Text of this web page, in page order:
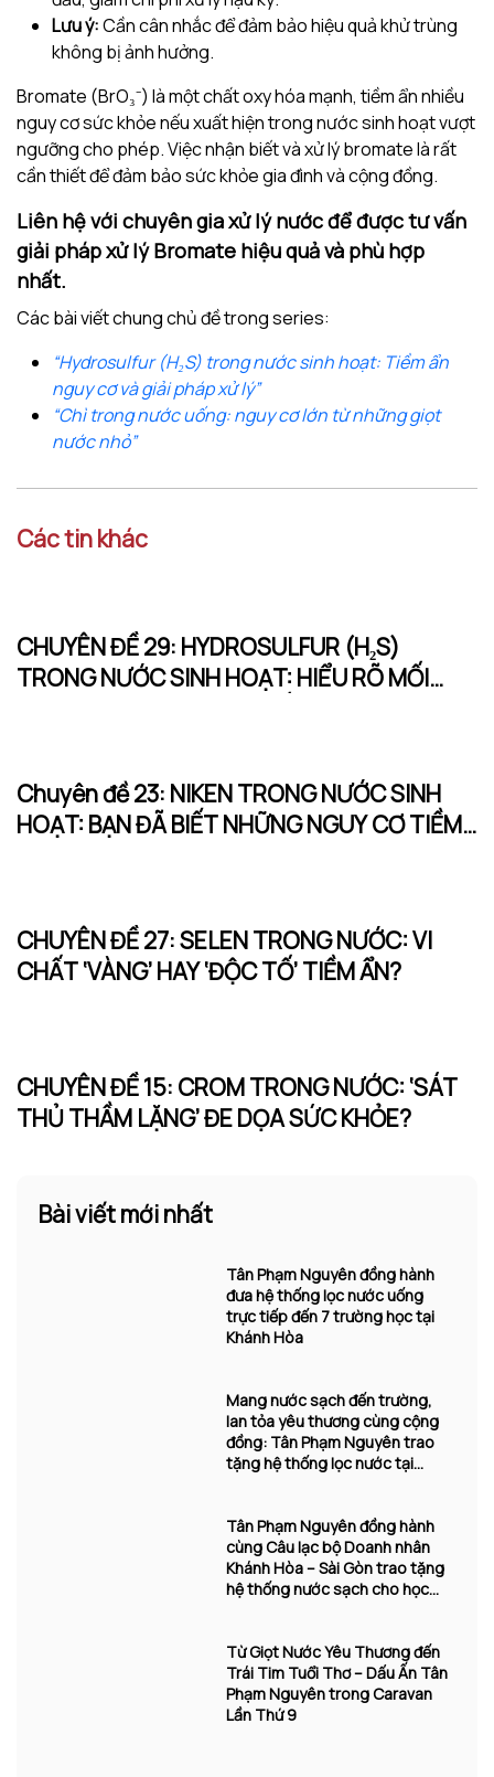
Lưu ý:Cần cân nhắc để đảm bảo hiệu quả khử trùng
không bị ảnh hưởng.
Bromate (BrO₃⁻) là một chất oxy hóa mạnh, tiềm ẩn nhiều
nguy cơ sức khỏe nếu xuất hiện trong nước sinh hoạt vượt
ngưỡng cho phép. Việc nhận biết và xử lý bromate là rất
cần thiết để đảm bảo sức khỏe gia đình và cộng đồng.
Liên hệ với chuyên gia xử lý nước để được tư vấn
giải pháp xử lý Bromate hiệu quả và phù hợp
nhất.
Các bài viết chung chủ đề trong series:
“Hydrosulfur (H₂S) trong nước sinh hoạt: Tiềm ẩn
nguy cơ và giải pháp xử lý”
“Chì trong nước uống: nguy cơ lớn từ những giọt
nước nhỏ”
Các tin khác
CHUYÊN ĐỀ 29: HYDROSULFUR (H₂S)
TRONG NƯỚC SINH HOẠT: HIỂU RÕ MỐI
Chuyên đề 23: NIKEN TRONG NƯỚC SINH
HOẠT: BẠN ĐÃ BIẾT NHỮNG NGUY CƠ TIỀM
CHUYÊN ĐỀ 27: SELEN TRONG NƯỚC: VI
CHẤT ‘VÀNG’ HAY ‘ĐỘC TỐ’ TIỀM ẨN?
CHUYÊN ĐỀ 15: CROM TRONG NƯỚC: ‘SÁT
THỦ THẦM LẶNG’ ĐE DỌA SỨC KHỎE?
Bài viết mới nhất
Tân Phạm Nguyên đồng hành
đưa hệ thống lọc nước uống
trực tiếp đến 7 trường học tại
Khánh Hòa
Mang nước sạch đến trường,
lan tỏa yêu thương cùng cộng
đồng: Tân Phạm Nguyên trao
tặng hệ thống lọc nước tại
Tân Phạm Nguyên đồng hành
cùng Câu lạc bộ Doanh nhân
Khánh Hòa – Sài Gòn trao tặng
hệ thống nước sạch cho học
Từ Giọt Nước Yêu Thương đến
Trái Tim Tuổi Thơ – Dấu Ấn Tân
Phạm Nguyên trong Caravan
Lần Thứ 9